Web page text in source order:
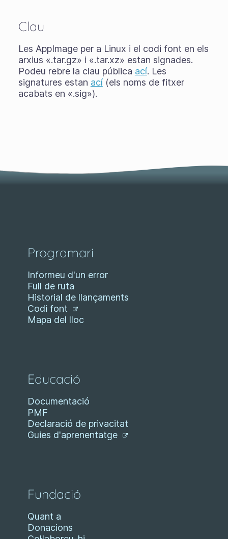
Clau
Les AppImage per a Linux i el codi font en els
arxius «.tar.gz» i «.tar.xz» estan signades.
Podeu rebre la clau pública ací. Les
signatures estan ací(els noms de fitxer
acabats en «.sig»).
Programari
Informeu d'un error
Full de ruta
Historial de llançaments
Codi font
Mapa del lloc
Educació
Documentació
PMF
Declaració de privacitat
Guies d'aprenentatge
Fundació
Quant a
Donacions